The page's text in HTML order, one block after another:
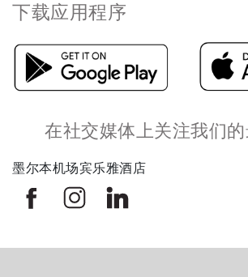
下载应用程序
在社交媒体上关注我们
墨尔本机场宾乐雅酒店